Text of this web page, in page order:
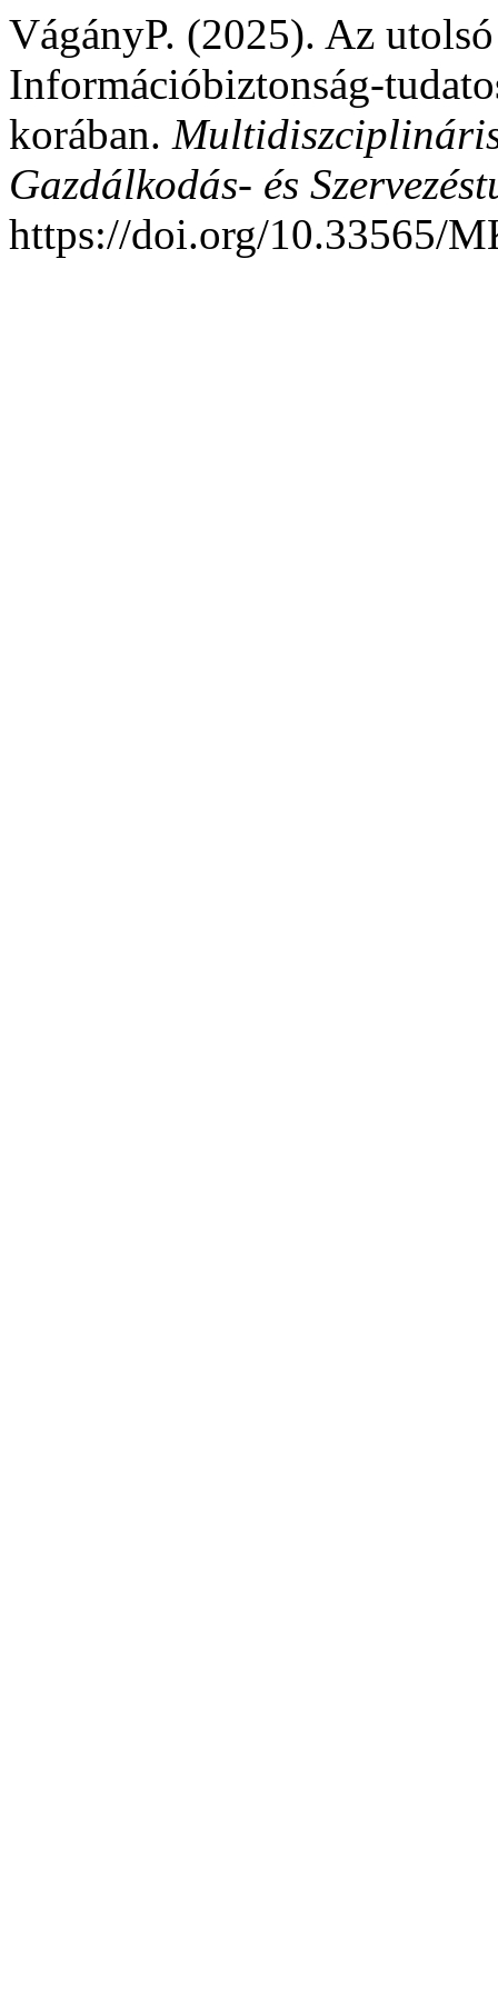
VágányP. (2025). Az
Információbiztonság-
korában.
Gazdálkodás- és
https://doi.org/10.33565/